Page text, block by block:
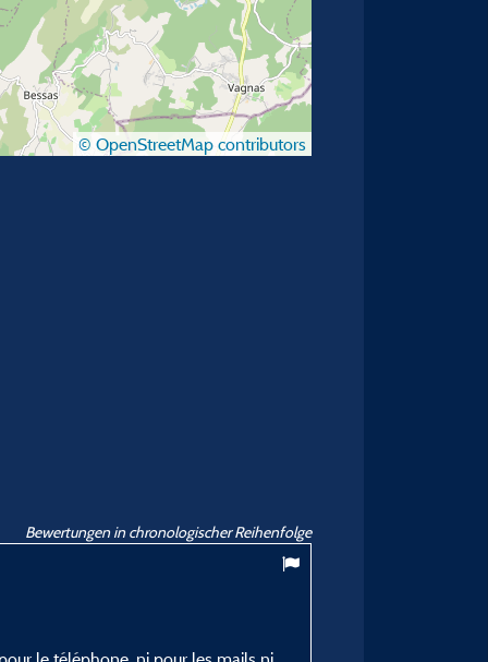
© OpenStreetMap contributors
Bewertungen in chronologischer Reihenfolge